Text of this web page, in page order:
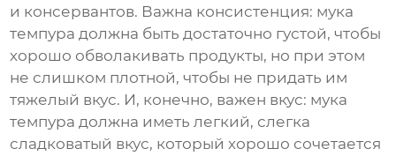
и консервантов. Важна консистенция: мука
темпура должна быть достаточно густой, чтобы
хорошо обволакивать продукты, но при этом
не слишком плотной, чтобы не придать им
тяжелый вкус. И, конечно, важен вкус: мука
темпура должна иметь легкий, слегка
сладковатый вкус, который хорошо сочетается